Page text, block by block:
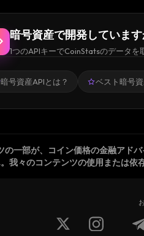
暗号資産で開発しています
1つのAPIキーでCoinStatsのデータを
暗号資産APIとは？ ベスト暗号
の一部が、コイン価格の金融アド
我々のコンテンツの使用または依